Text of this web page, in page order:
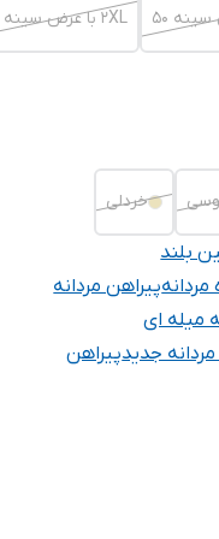
2XL با عرض سینه ۵۴
خردلی
بلند
مردانهپیراهن مردانه
میله ای
جدیدپیراهن